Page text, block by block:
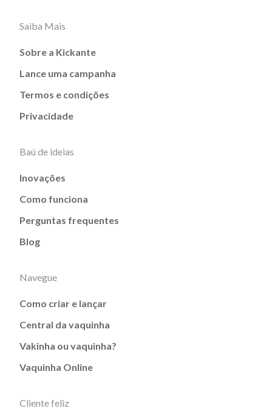
Saiba Mais
Sobre a Kickante
Lance uma campanha
Termos e condições
Privacidade
Baú de ideias
Inovações
Como funciona
Perguntas frequentes
Blog
Navegue
Como criar e lançar
Central da vaquinha
Vakinha ou vaquinha?
Vaquinha Online
Cliente feliz